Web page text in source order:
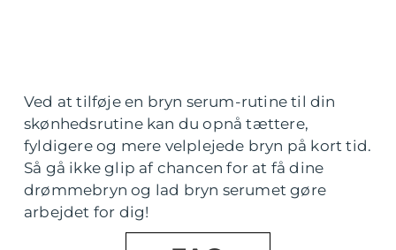
Ved at tilføje en bryn serum-rutine til din
skønhedsrutine kan du opnå tættere,
fyldigere og mere velplejede bryn på kort tid.
Så gå ikke glip af chancen for at få dine
drømmebryn og lad bryn serumet gøre
arbejdet for dig!